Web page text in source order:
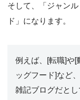
そして、「ジャン
ド」になります。
例えば、[転職]や[
ッグフード]など、
雑記ブログだとし